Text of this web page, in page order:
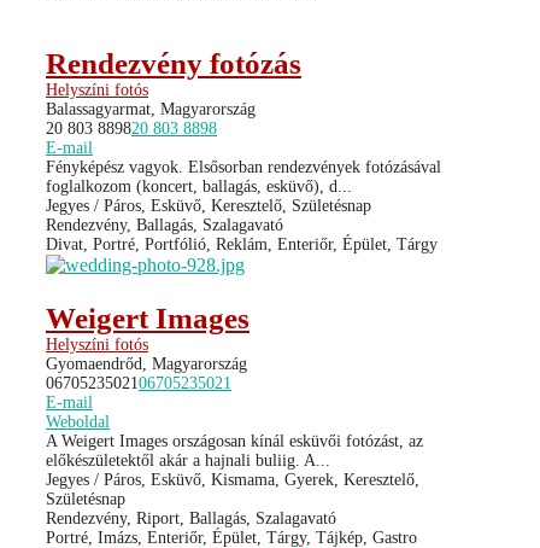
Rendezvény fotózás
Helyszíni fotós
Balassagyarmat, Magyarország
20 803 889820 803 8898
E-mail
Fényképész vagyok. Elsősorban rendezvények fotózásával
foglalkozom (koncert, ballagás, esküvő), d...
Jegyes / Páros, Esküvő, Keresztelő, Születésnap
Rendezvény, Ballagás, Szalagavató
Divat, Portré, Portfólió, Reklám, Enteriőr, Épület, Tárgy
Weigert Images
Helyszíni fotós
Gyomaendrőd, Magyarország
06705235021 06705235021
E-mail
Weboldal
A Weigert Images országosan kínál esküvői fotózást, az
előkészületektől akár a hajnali buliig. A...
Jegyes / Páros, Esküvő, Kismama, Gyerek, Keresztelő,
Születésnap
Rendezvény, Riport, Ballagás, Szalagavató
Portré, Imázs, Enteriőr, Épület, Tárgy, Tájkép, Gastro